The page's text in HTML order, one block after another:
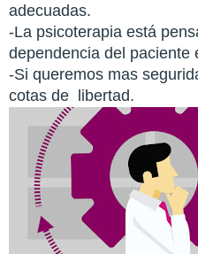
adecuadas.
-La psicoterapia está
dependencia del paciente
-Si queremos mas
cotas de libertad.